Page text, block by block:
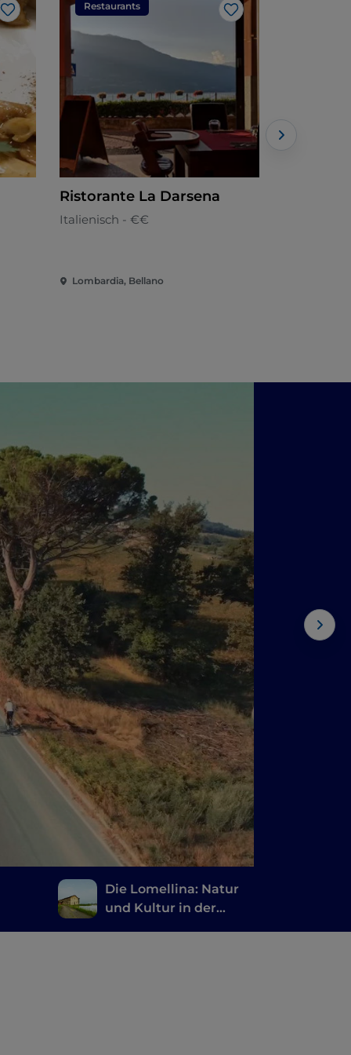
Like
Restaurants
Like
Ristorante La Darsena
Italienisch - €€
Lombardia, Bellano
Die Lomellina: Natur
und Kultur in der